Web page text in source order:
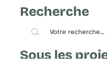
Recherche
Sous les